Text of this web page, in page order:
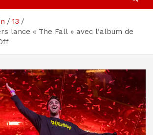
13
lance « The Fall » avec l’album de